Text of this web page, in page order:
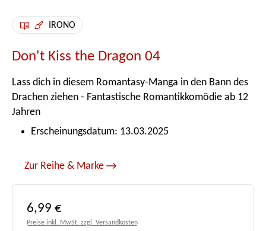
IRONO
Don't Kiss the Dragon 04
Lass dich in diesem Romantasy-Manga in den Bann des
Drachen ziehen - Fantastische Romantikkomödie ab 12
Jahren
Erscheinungsdatum: 13.03.2025
Zur Reihe & Marke
Regulärer Preis:
6,99 €
Preise inkl. MwSt. zzgl. Versandkosten